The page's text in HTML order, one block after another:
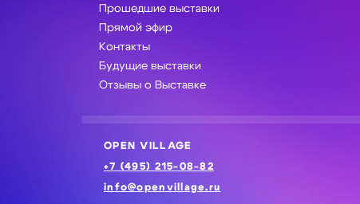
Прошедшие выставки
Прямой эфир
Контакты
Будущие выставки
Отзывы о Выставке
OPEN VILLAGE
+7 (495) 215-08-82
info@openvillage.ru